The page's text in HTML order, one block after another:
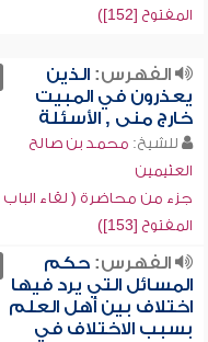
المفتوح [152])
الفهرس:الذين
يعذرون في المبيت
خارج منى , الأسئلة
للشيخ: محمد بن صالح
العثيمين
جزء من محاضرة ( لقاء الباب
المفتوح [153])
الفهرس:حكم
المسائل التي يرد فيها
اختلاف بين أهل العلم
بسبب الاختلاف في